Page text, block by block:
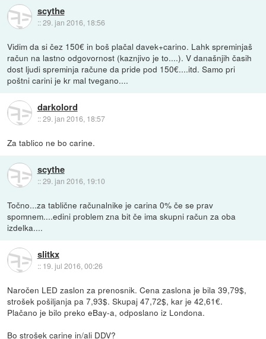
scythe
::29. jan 2016, 18:56
Vidim da si čez 150€ in boš plačal davek+carino. Lahk spreminjaš
račun na lastno odgovornost (kaznjivo je to....). V današnjih časih
dost ljudi spreminja račune da pride pod 150€....itd. Samo pri
poštni carini je kr mal tvegano....
darkolord
::29. jan 2016, 18:57
Za tablico ne bo carine.
scythe
::29. jan 2016, 19:10
Točno...za tablične računalnike je carina 0% če se prav
spomnem....edini problem zna bit če ima skupni račun za oba
izdelka....
slitkx
:: 19. jul 2016, 00:26
Naročen LED zaslon za prenosnik. Cena zaslona je bila 39,79$,
strošek pošiljanja pa 7,93$. Skupaj 47,72$, kar je 42,61€.
Plačano je bilo preko eBay-a, odposlano iz Londona.
Bo strošek carine in/ali DDV?